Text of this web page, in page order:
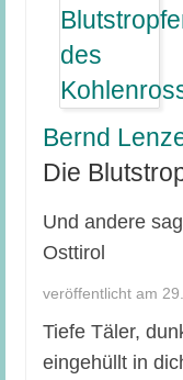
Bernd
Die
Und andere
Osttirol
veröffentlicht am
Tiefe Täler,
eingehüllt in